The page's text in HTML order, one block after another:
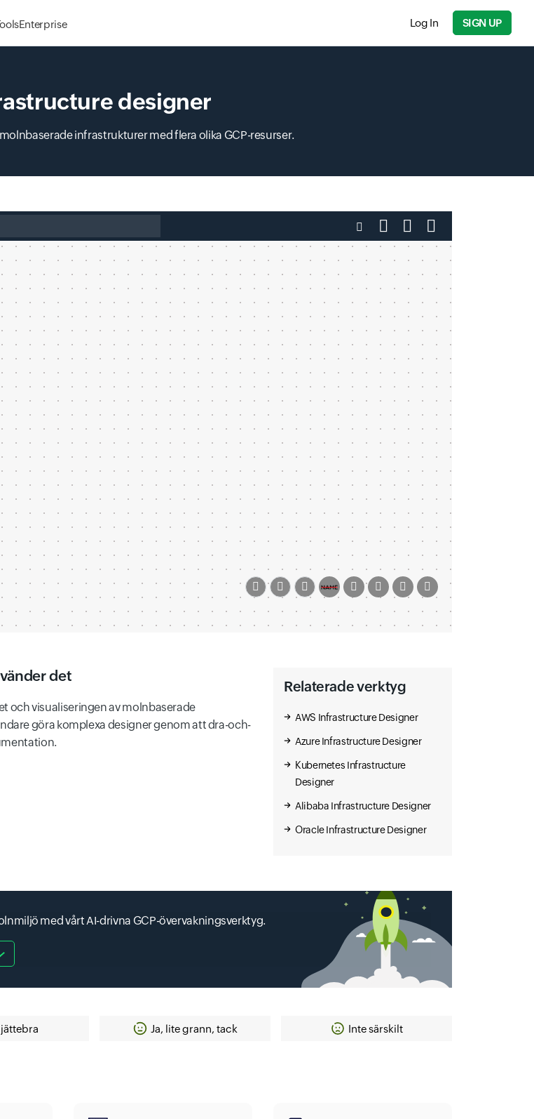
Enterprise Log In SIGN UP
designer
infrastrukturer med flera olika GCP-resurser.
det
och visualiseringen av molnbaserade
göra komplexa designer genom att dra-och-
Relaterade verktyg
AWS Infrastructure Designer
Azure Infrastructure Designer
Kubernetes Infrastructure
Designer
Alibaba Infrastructure Designer
Oracle Infrastructure Designer
med vårt AI-drivna GCP-övervakningsverktyg.
jättebra Ja, lite grann, tack Inte särskilt